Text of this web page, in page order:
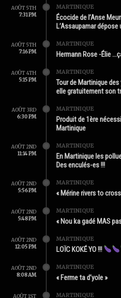
AOÛT 5TH
7:31 PM
MARTINIQUE
Écocide de l’Anse
L’Assaupamar
AOÛT 5TH
7:16 PM
MARTINIQUE
Hermann Rose -Élie
AOÛT 4TH
5:15 PM
MARTINIQUE
Tour de Martinique
elle gratuitement son
AOÛT 3RD
6:30 PM
MARTINIQUE
Produit de 1ère
Martinique
AOÛT 2ND
11:14 PM
MARTINIQUE
En Martinique les
Des enculés-es !!!
AOÛT 2ND
5:56 PM
MARTINIQUE
« Mérine rivers to
AOÛT 2ND
5:48 PM
MARTINIQUE
« Nou ka gadé MAS
AOÛT 2ND
12:05 PM
MARTINIQUE
LOÏC KOKÉ YO !!!
AOÛT 2ND
8:08 AM
MARTINIQUE
« Ferme ta d’yole »
AOÛT 1ST MARTINIQUE